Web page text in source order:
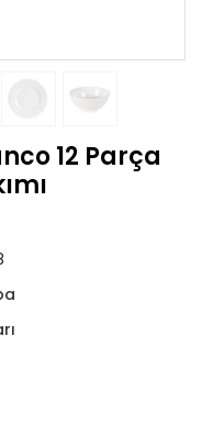
12 Parça